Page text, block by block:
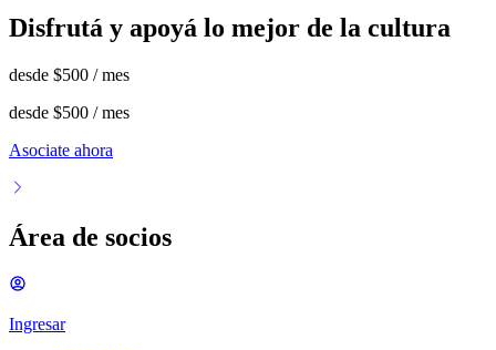
Disfrutá y apoyá lo mejor de la cultura
desde $500 / mes
desde $500 / mes
Asociate ahora
Área de socios
Ingresar